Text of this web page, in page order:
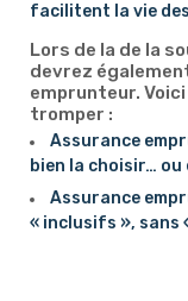
facilitent la vie
Lors de la de la
devrez
emprunteur.
tromper :
Assurance
bien la choisir… ou
Assurance
« inclusifs », sans